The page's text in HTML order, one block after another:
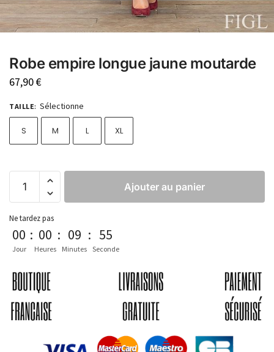
Robe empire longue jaune moutarde
67,90€
TAILLE: Sélectionne
S M L XL
Ajouter au panier
Ne tardez pas
00
Jour
: 00
Heures
: 09
Minutes
: 54
Seconde